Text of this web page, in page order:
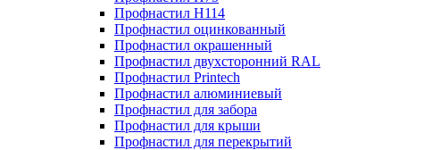
Профнастил H114
Профнастил оцинкованный
Профнастил окрашенный
Профнастил двухсторонний RAL
Профнастил Printech
Профнастил алюминиевый
Профнастил для забора
Профнастил для крыши
Профнастил для перекрытий